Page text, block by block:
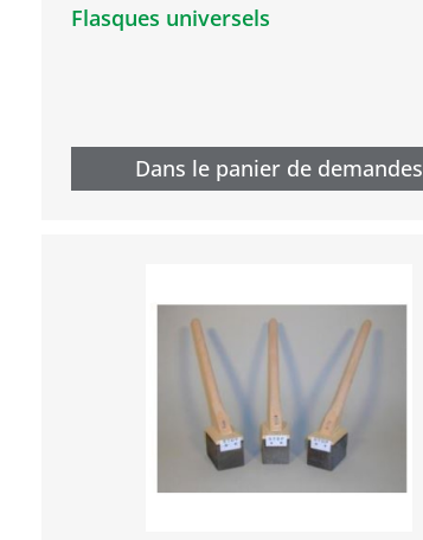
Flasques universels
Dans le panier de demandes